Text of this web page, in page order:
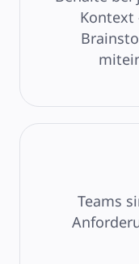
Kontext
Teams